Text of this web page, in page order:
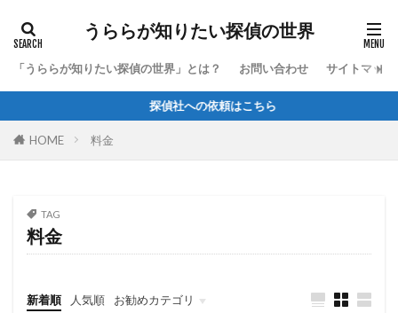
うららが知りたい探偵の世界
「うららが知りたい探偵の世界」とは？ お問い合わせ サイトマップ
探偵社への依頼はこちら
HOME 料金
TAG
料金
新着順 人気順 お勧めカテゴリ